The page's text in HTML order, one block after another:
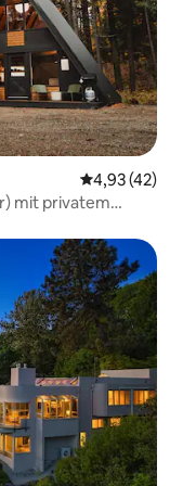
4,93 (42)
mit privatem